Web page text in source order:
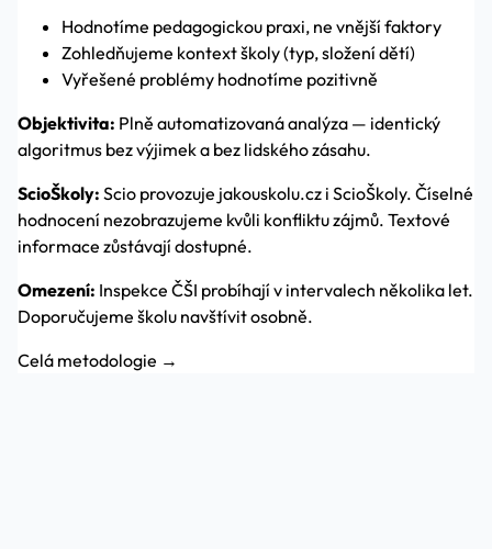
Hodnotíme pedagogickou praxi, ne vnější faktory
Zohledňujeme kontext školy (typ, složení dětí)
Vyřešené problémy hodnotíme pozitivně
Objektivita: Plně automatizovaná analýza — identický
algoritmus bez výjimek a bez lidského zásahu.
ScioŠkoly: Scio provozuje jakouskolu.cz i ScioŠkoly. Číselné
hodnocení nezobrazujeme kvůli konfliktu zájmů. Textové
informace zůstávají dostupné.
Omezení: Inspekce ČŠI probíhají v intervalech několika let.
Doporučujeme školu navštívit osobně.
Celá metodologie →